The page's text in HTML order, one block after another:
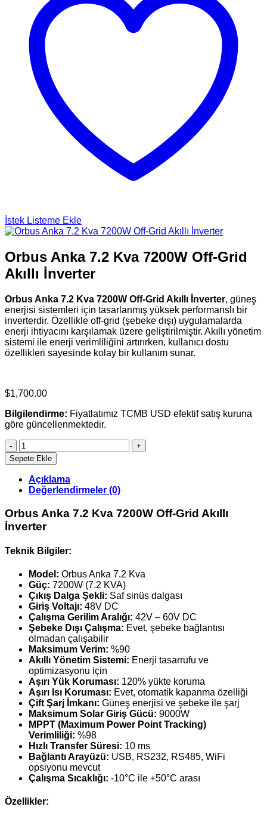
İstek Listeme Ekle
Orbus Anka 7.2 Kva 7200W Off-Grid
Akıllı İnverter
Orbus Anka 7.2 Kva 7200W Off-Grid Akıllı İnverter, güneş
enerjisi sistemleri için tasarlanmış yüksek performanslı bir
inverterdir. Özellikle off-grid (şebeke dışı) uygulamalarda
enerji ihtiyacını karşılamak üzere geliştirilmiştir. Akıllı yönetim
sistemi ile enerji verimliliğini artırırken, kullanıcı dostu
özellikleri sayesinde kolay bir kullanım sunar.
$1,700.00
Bilgilendirme: Fiyatlatımız TCMB USD efektif satış kuruna
göre güncellenmektedir.
Orbus
Anka
7.2
Kva
7200W
Off-
Grid
Akıllı
İnverter
Sepete Ekle
Açıklama
Değerlendirmeler (0)
Orbus Anka 7.2 Kva 7200W Off-Grid Akıllı
İnverter
Teknik Bilgiler:
Model: Orbus Anka 7.2 Kva
Güç: 7200W (7.2 KVA)
Çıkış Dalga Şekli: Saf sinüs dalgası
Giriş Voltajı: 48V DC
Çalışma Gerilim Aralığı: 42V – 60V DC
Şebeke Dışı Çalışma: Evet, şebeke bağlantısı
olmadan çalışabilir
Maksimum Verim: %90
Akıllı Yönetim Sistemi: Enerji tasarrufu ve
optimizasyonu için
Aşırı Yük Koruması: 120% yükte koruma
Aşırı Isı Koruması: Evet, otomatik kapanma özelliği
Çift Şarj İmkanı: Güneş enerjisi ve şebeke ile şarj
Maksimum Solar Giriş Gücü: 9000W
MPPT (Maximum Power Point Tracking)
Verimliliği: %98
Hızlı Transfer Süresi: 10 ms
Bağlantı Arayüzü: USB, RS232, RS485, WiFi
opsiyonu mevcut
Çalışma Sıcaklığı: -10°C ile +50°C arası
Özellikler: